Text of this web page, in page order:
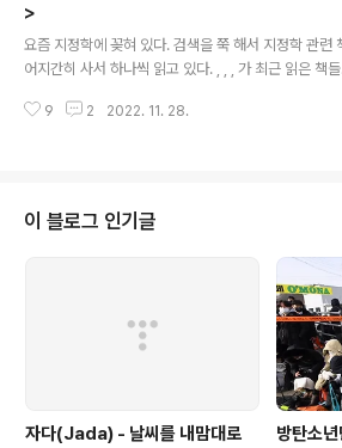
번째 줄이 없습니다. 한국인이라면 416이나 518, 미국
이라면 911, 대만인이라면 228, 버마인이라면 8888
는 숫자를 들었을 때 즉각 특정한 생각을 할 수밖에 없습
다. 맞습니다. 숫자는 숫자일 뿐이라고 아무리 자기 세뇌
걸어봐야 소용이 없습니다. 12월31일과 1월1일은 그냥
>
요즘 지정학에 꽂혀 있다. 검색을 쭉 해서 지정학 관련
어지간히 사서 하나씩 읽고 있다. , , , 가 최근 읽은 책들
데 읽은 책 가운데 하나가 오늘 소개하고자 하는 이다.
알던 내용을 펼쳐놓은 정도다. 내용은 그다지 인상적이지
않은 책이지만, 오래도록 기억에 남을 건 따로 있다. 명
지정학을 다룬 책인데 정작 세계지도에 오류가 한 가득
다. 아일랜드를 영국과 함께 표시해 놓거나 북극해에
섬을 제대로 캐나다와 러시아 영토로 구분하지 못한 건
9 2 2022. 11. 28.
이 블로그 인기글
자다(Jada) - 날씨를 내맘대로
방탄소